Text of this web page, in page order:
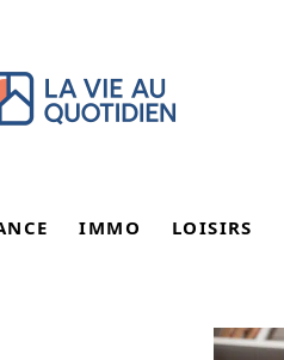
IMMO LOISIRS